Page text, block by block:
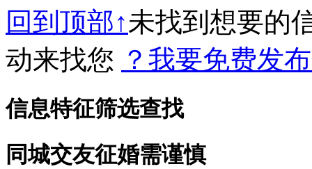
回到顶部↑未找到想要的
动来找您 ？我要免费发
信息特征筛选查找
同城交友征婚需谨慎